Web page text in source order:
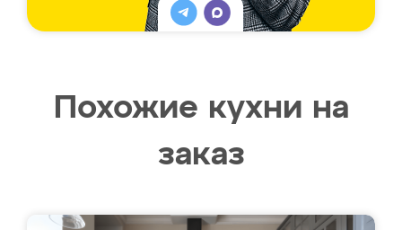
Похожие кухни на
заказ